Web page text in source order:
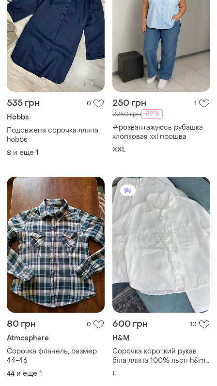
535 грн 0
Hobbs
Подовжена сорочка лляна
hobbs
S и еще 1
250 грн 1
2250 грн -89%
#розвантажуюсь рубашка
хлопковая xxl прошва
XXL
80 грн 0
Atmosphere
Сорочка фланель, размер
44-46
44 и еще 1
600 грн 10
H&M
Сорочка короткий рукав
біла лляна 100% льон h&m
жіноча л
L